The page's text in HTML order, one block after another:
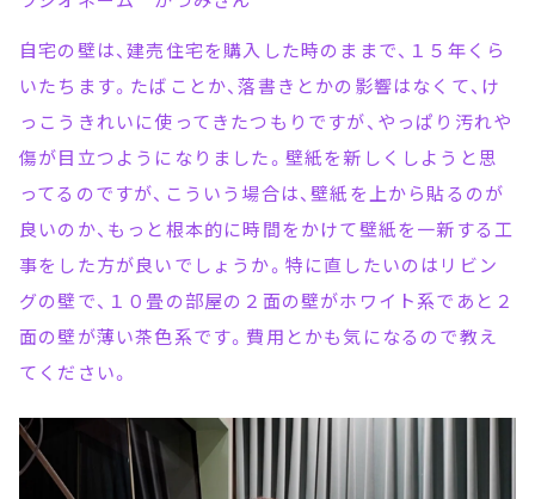
自宅の壁は、建売住宅を購入した時のままで、１５年くら
いたちます。たばことか、落書きとかの影響はなくて、け
っこうきれいに使ってきたつもりですが、やっぱり汚れや
傷が目立つようになりました。壁紙を新しくしようと思
ってるのですが、こういう場合は、壁紙を上から貼るのが
良いのか、もっと根本的に時間をかけて壁紙を一新する工
事をした方が良いでしょうか。特に直したいのはリビン
グの壁で、１０畳の部屋の２面の壁がホワイト系であと２
面の壁が薄い茶色系です。費用とかも気になるので教え
てください。